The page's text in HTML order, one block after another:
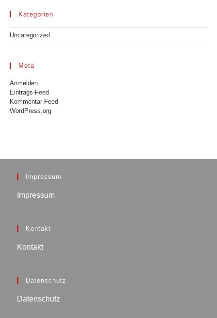
Kategorien
Uncategorized
Meta
Anmelden
Eintrags-Feed
Kommentar-Feed
WordPress.org
Impressum
Impressum
Kontakt
Kontakt
Datenschutz
Datenschutz